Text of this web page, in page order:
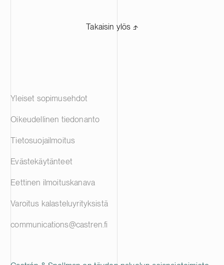
Takaisin ylös ⬏
Yleiset sopimusehdot
Oikeudellinen tiedonanto
Tietosuojailmoitus
Evästekäytänteet
Eettinen ilmoituskanava
Varoitus kalasteluyrityksistä
communications@castren.fi